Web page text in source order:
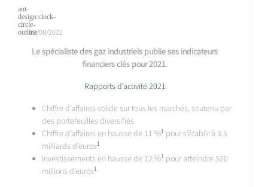
03/08/2022
Le spécialiste des gaz industriels publie ses indicateurs
financiers clés pour 2021.
Rapports d’activité 2021
Chiffre d’affaires solide sur tous les marchés, soutenu par
des portefeuilles diversifiés
Chiffre d’affaires en hausse de 11 %1 pour s’établir à 3,5
milliards d’euros1
Investissements en hausse de 12 %1 pour atteindre 520
millions d’euros1